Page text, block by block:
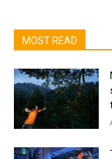
MOST READ